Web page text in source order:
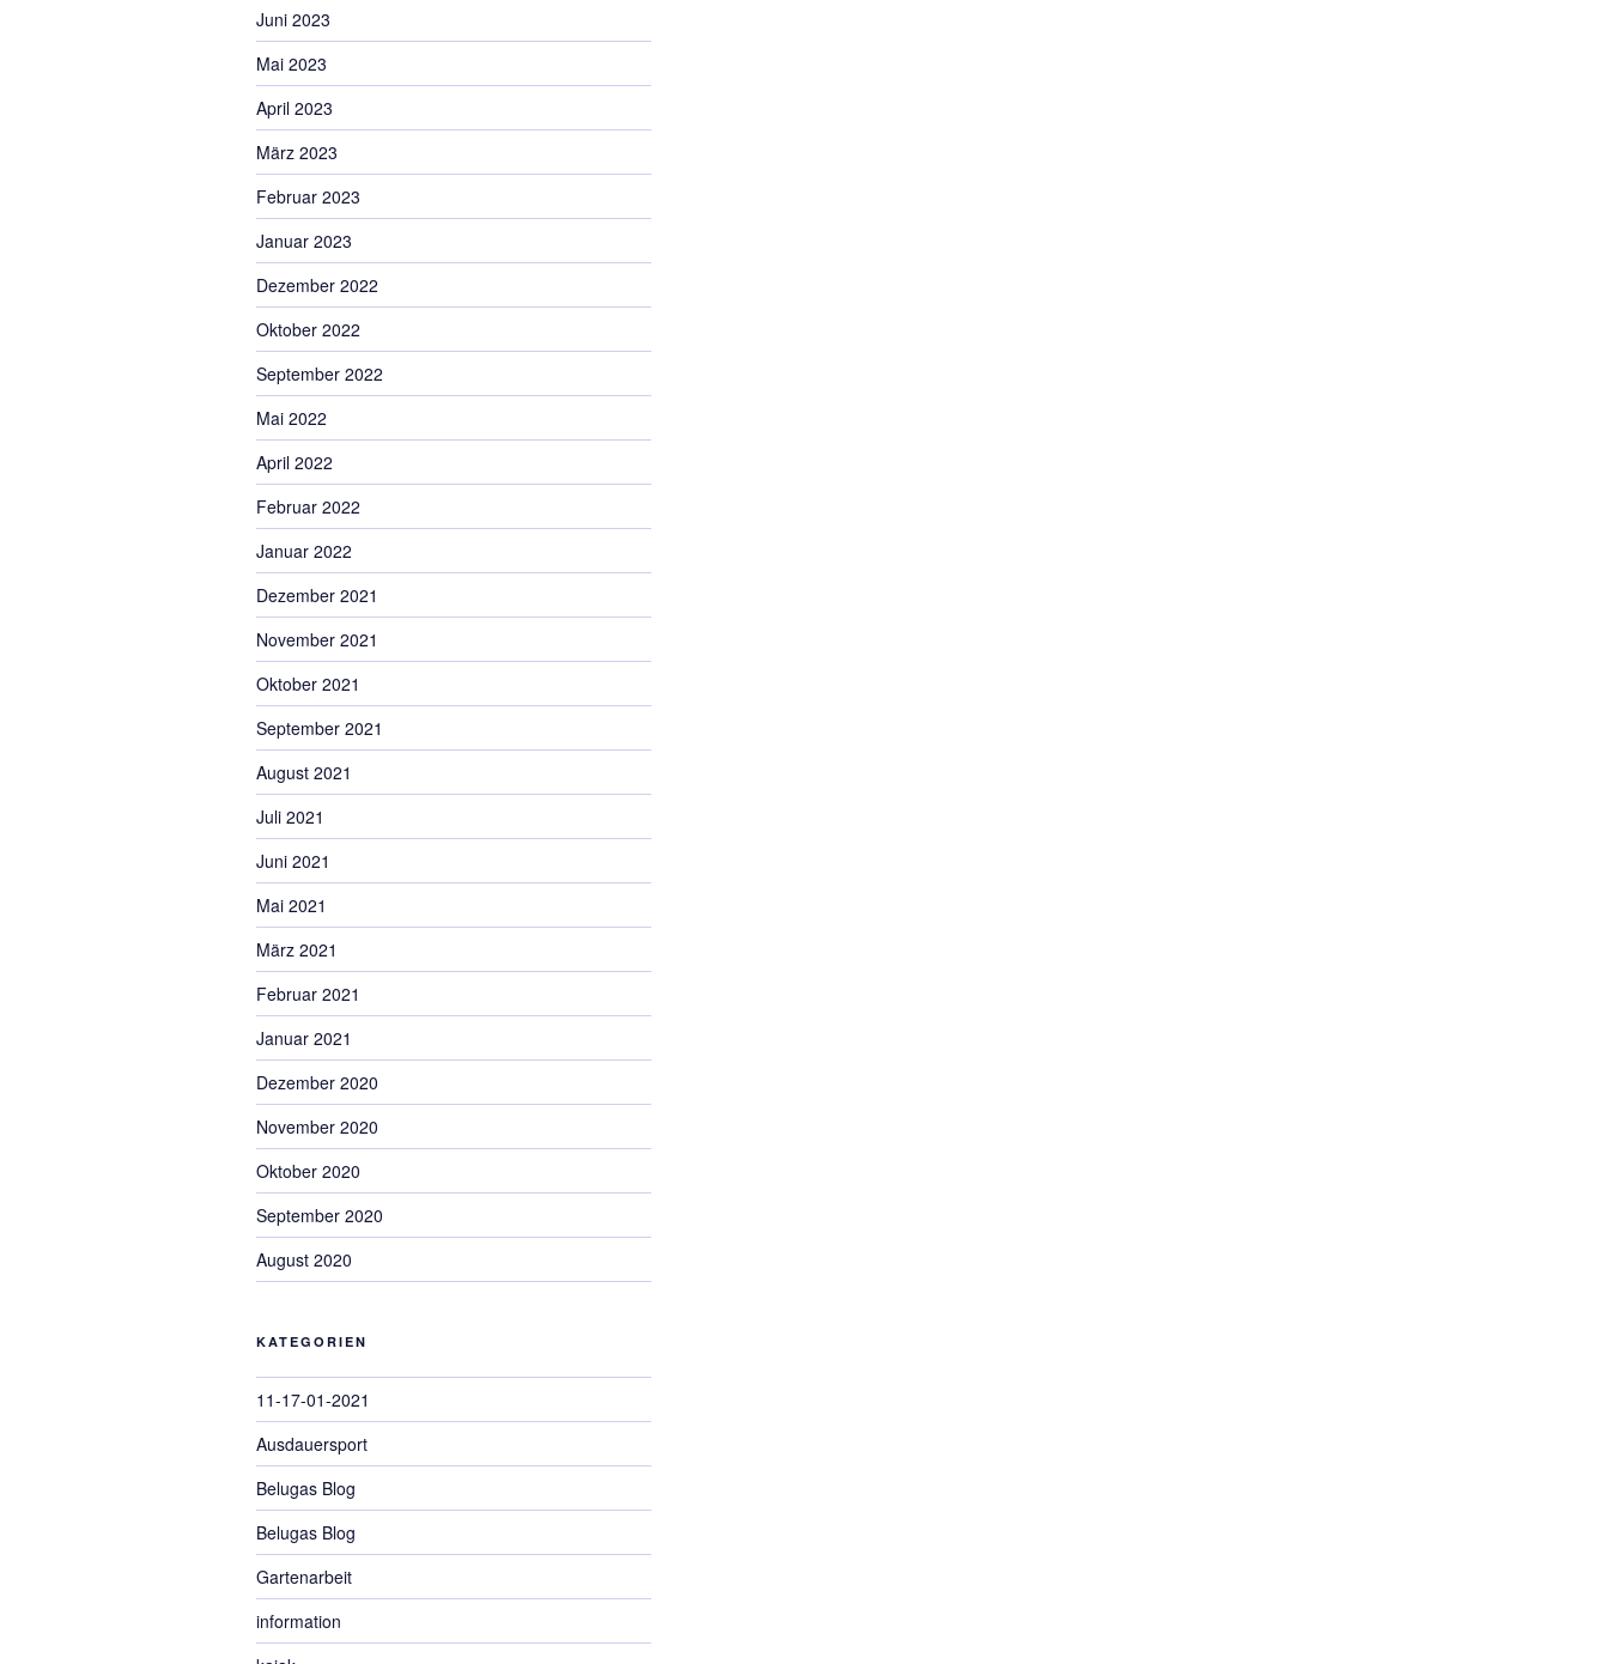
Juni 2023
Mai 2023
April 2023
März 2023
Februar 2023
Januar 2023
Dezember 2022
Oktober 2022
September 2022
Mai 2022
April 2022
Februar 2022
Januar 2022
Dezember 2021
November 2021
Oktober 2021
September 2021
August 2021
Juli 2021
Juni 2021
Mai 2021
März 2021
Februar 2021
Januar 2021
Dezember 2020
November 2020
Oktober 2020
September 2020
August 2020
KATEGORIEN
11-17-01-2021
Ausdauersport
Belugas Blog
Belugas Blog
Gartenarbeit
information